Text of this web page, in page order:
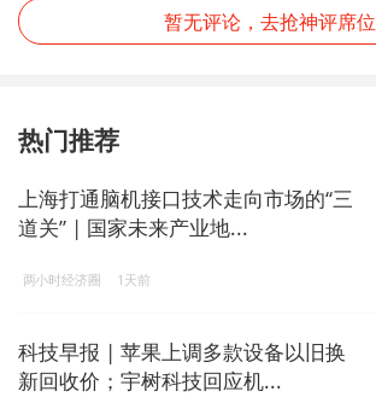
暂无评论，去抢神评席位
热门推荐
上海打通脑机接口技术走向市场的“三
道关” | 国家未来产业地...
两小时经济圈 1天前
科技早报 | 苹果上调多款设备以旧换
新回收价；宇树科技回应机...